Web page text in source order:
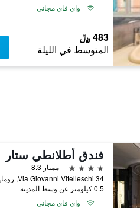
واي فاي مجاني
483 ﷼
المتوسط في الليلة
فندق أطلانطي ستار
4 نجوم
ممتاز 8.3
Via Giovanni Vitelleschi 34, روما, إيطاليا
0.5 كيلومتر عن وسط المدينة
واي فاي مجاني